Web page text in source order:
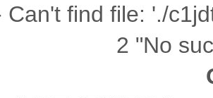
Can't find file: './
2 "No